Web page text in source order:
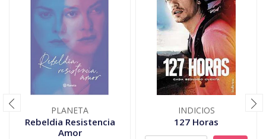
PLANETA
Rebeldia Resistencia
Amor
INDICIOS
127 Horas